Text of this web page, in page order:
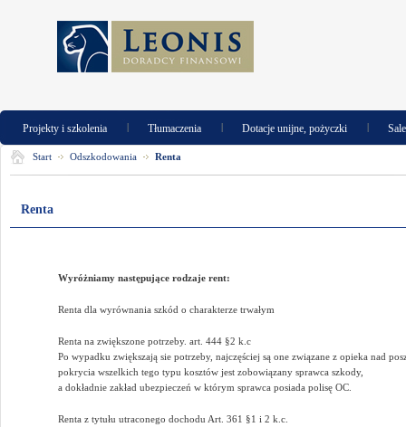
Projekty i szkolenia | Tłumaczenia | Dotacje unijne, pożyczki |
Start Odszkodowania Renta
Renta
Wyróżniamy następujące rodzaje rent:
Renta dla wyrównania szkód o charakterze trwałym
Renta na zwiększone potrzeby. art. 444 §2 k.c
Po wypadku zwiększają sie potrzeby, najczęściej są one związane z opieka nad
pokrycia wszelkich tego typu kosztów jest zobowiązany sprawca szkody,
a dokładnie zakład ubezpieczeń w którym sprawca posiada polisę OC.
Renta z tytułu utraconego dochodu Art. 361 §1 i 2 k.c.